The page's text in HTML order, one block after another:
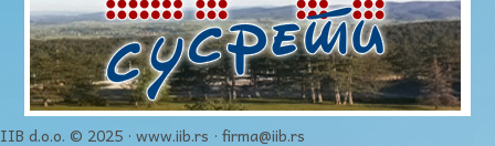
IIB d.o.o. © 2025 · www.iib.rs · firma@iib.rs